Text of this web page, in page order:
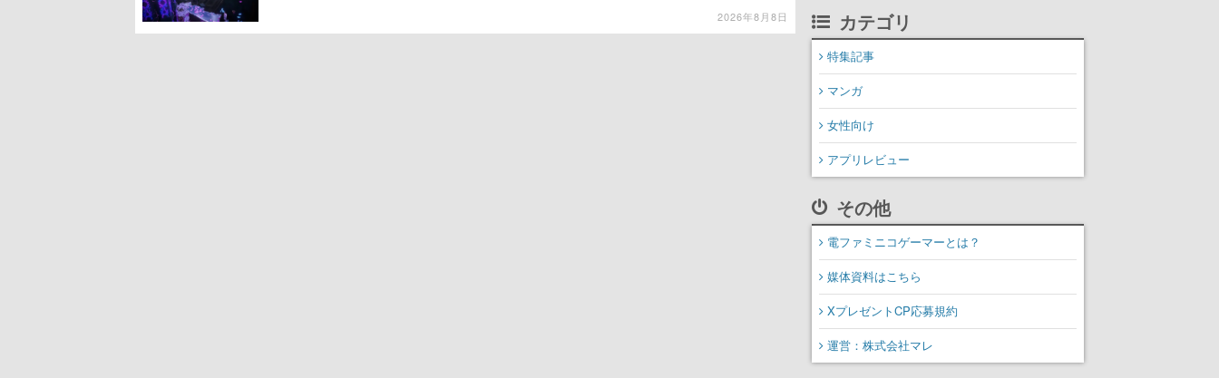
2026年8月8日 カテゴリ
特集記事
マンガ
女性向け
アプリレビュー
その他
電ファミニコゲーマーとは？
媒体資料はこちら
XプレゼントCP応募規約
運営：株式会社マレ